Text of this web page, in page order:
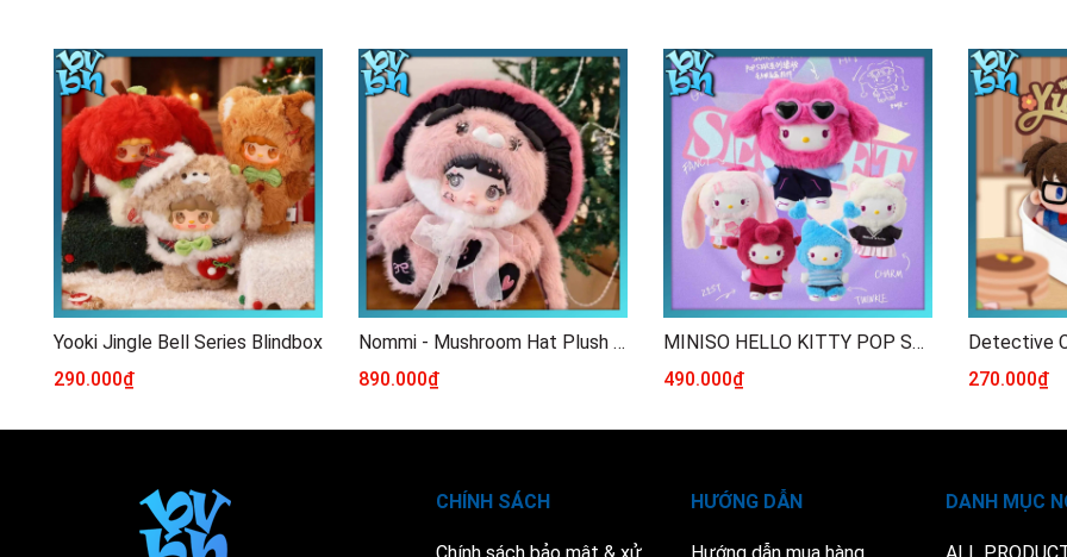
Yooki Jingle Bell Series Blindbox
290.000₫
Nommi - Mushroom Hat Plush Blind Box 400% Series
890.000₫
MINISO HELLO KITTY POP STAR Series Plush Blind Box
490.000₫
270.000₫
CHÍNH SÁCH HƯỚNG DẪN DANH MỤC